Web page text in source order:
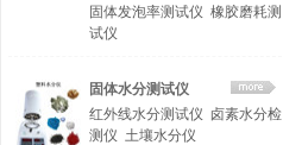
固体发泡率测试仪 橡胶磨耗测
试仪
固体水分测试仪
红外线水分测试仪 卤素水分检
测仪 土壤水分仪